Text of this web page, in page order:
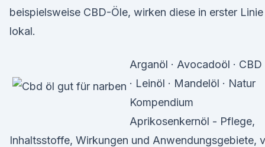
beispielsweise CBD-Öle, wirken diese in erster Linie
lokal.
Arganöl · Avocadoöl · CBD
· Leinöl · Mandelöl · Natur
Kompendium
Aprikosenkernöl - Pflege,
Inhaltsstoffe, Wirkungen und Anwendungsgebiete,